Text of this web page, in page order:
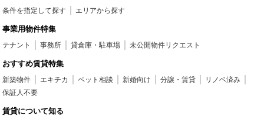
条件を指定して探す エリアから探す
事業用物件特集
テナント 事務所 貸倉庫・駐車場 未公開物件リクエスト
おすすめ賃貸特集
新築物件 エキチカ ペット相談 新婚向け 分譲・賃貸
リノベ済み
保証人不要
賃貸について知る